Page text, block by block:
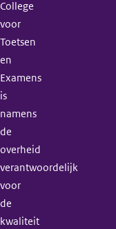
College
voor
Toetsen
en
Examens
is
namens
de
overheid
verantwoordelijk
voor
de
kwaliteit